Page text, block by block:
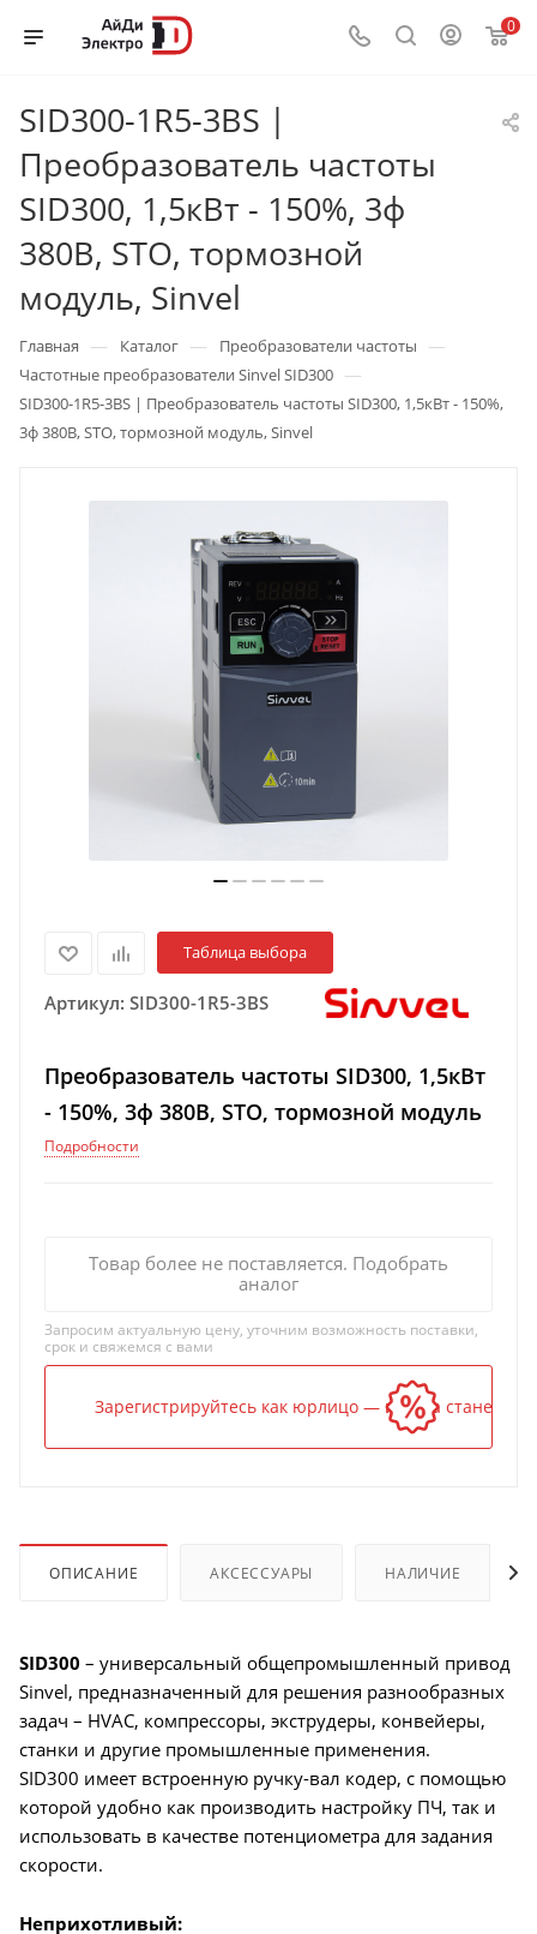
0
SID300-1R5-3BS |
Преобразователь частоты
SID300, 1,5кВт - 150%, 3ф
380В, STO, тормозной
модуль, Sinvel
Главная — Каталог — Преобразователи частоты —
Частотные преобразователи Sinvel SID300 —
SID300-1R5-3BS | Преобразователь частоты SID300, 1,5кВт - 150%,
3ф 380В, STO, тормозной модуль, Sinvel
Таблица выбора
Артикул: SID300-1R5-3BS
Преобразователь частоты SID300, 1,5кВт
- 150%, 3ф 380В, STO, тормозной модуль
Подробности
Товар более не поставляется. Подобрать
аналог
Запросим актуальную цену, уточним возможность поставки,
срок и свяжемся с вами
Зарегистрируйтесь как юрлицо — и цена станет
ОПИСАНИЕ АКСЕССУАРЫ НАЛИЧИЕ
SID300 – универсальный общепромышленный привод
Sinvel, предназначенный для решения разнообразных
задач – HVAC, компрессоры, экструдеры, конвейеры,
станки и другие промышленные применения.
SID300 имеет встроенную ручку-вал кодер, с помощью
которой удобно как производить настройку ПЧ, так и
использовать в качестве потенциометра для задания
скорости.
Неприхотливый: